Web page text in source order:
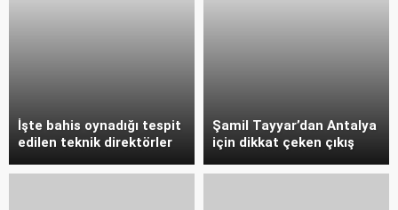
İşte bahis oynadığı tespit
edilen teknik direktörler
Şamil Tayyar’dan Antalya
için dikkat çeken çıkış